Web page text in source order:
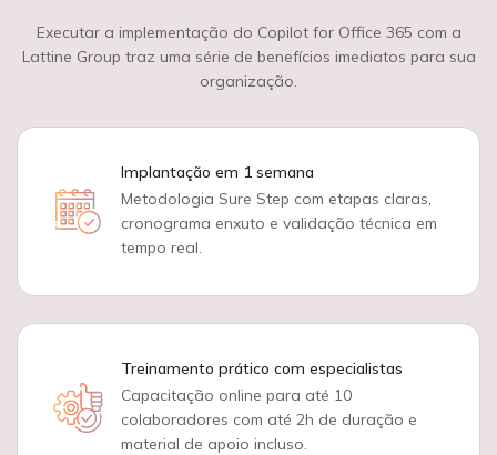
Executar a implementação do Copilot for Office 365 com a
Lattine Group traz uma série de benefícios imediatos para sua
organização.
Implantação em 1 semana
Metodologia Sure Step com etapas claras,
cronograma enxuto e validação técnica em
tempo real.
Treinamento prático com especialistas
Capacitação online para até 10
colaboradores com até 2h de duração e
material de apoio incluso.